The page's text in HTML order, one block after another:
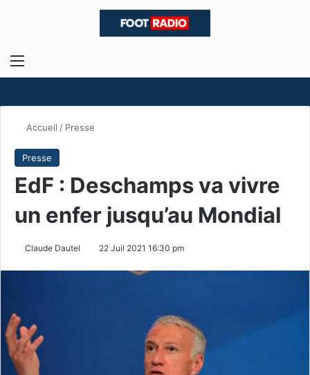
Menu
Accueil / Presse
Presse
EdF : Deschamps va vivre
un enfer jusqu’au Mondial
Claude Dautel 22 Juil 2021 16:30 pm